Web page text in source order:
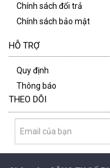
Chính sách đổi trả
Chính sách bảo mật
HỖ TRỢ
Quy định
Thông báo
THEO DÕI